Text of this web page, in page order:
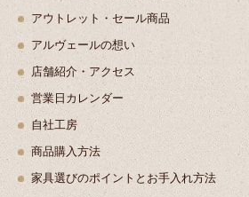
アウトレット・セール商品
アルヴェールの想い
店舗紹介・アクセス
営業日カレンダー
自社工房
商品購入方法
家具選びのポイントとお手入れ方法